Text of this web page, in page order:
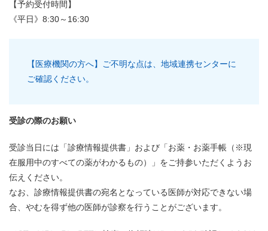
【予約受付時間】
《平日》8:30～16:30
【医療機関の方へ】ご不明な点は、地域連携センターに
ご確認ください。
受診の際のお願い
受診当日には「診療情報提供書」および「お薬・お薬手帳（※現
在服用中のすべての薬がわかるもの）」をご持参いただくようお
伝えください。
なお、診療情報提供書の宛名となっている医師が対応できない場
合、やむを得ず他の医師が診察を行うことがございます。